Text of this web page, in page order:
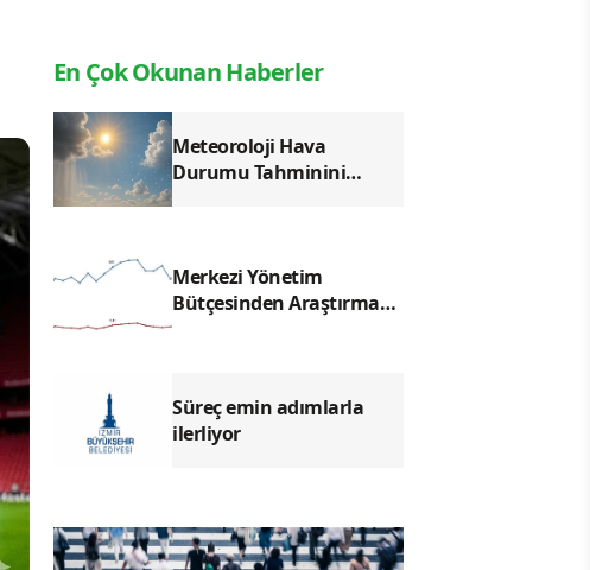
En Çok Okunan Haberler
Meteoroloji Hava
Durumu Tahminini
Merkezi Yönetim
Bütçesinden Araştırma
Süreç emin adımlarla
ilerliyor